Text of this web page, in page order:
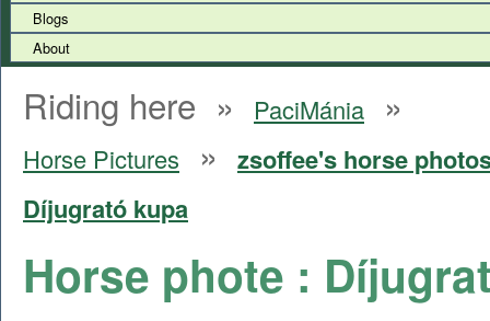
Blogs
About
Riding here » PaciMánia »
Horse Pictures »
zsoffee's horse
Díjugrató kupa
Horse phote :